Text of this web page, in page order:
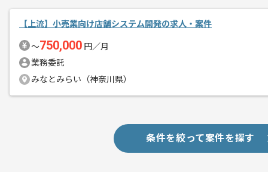
【上流】小売業向け店舗システム開発の求人・案件
〜750,000 円／月
業務委託
みなとみらい（神奈川県）
条件を絞って案件を探す